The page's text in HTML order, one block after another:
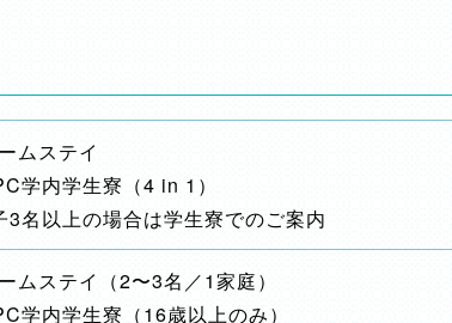
ムステイ
学内学生寮（4 in 1）
3名以上の場合は学生寮でのご案内
ムステイ（2〜3名／1家庭）
学内学生寮（16歳以上のみ）